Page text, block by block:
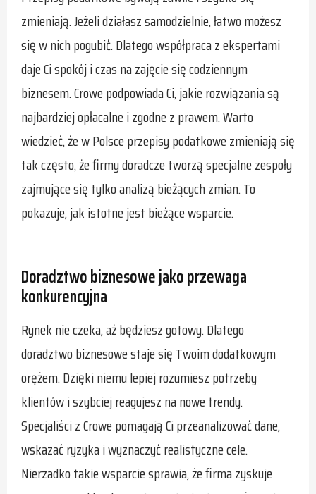
zmieniają. Jeżeli działasz samodzielnie, łatwo możesz
się w nich pogubić. Dlatego współpraca z ekspertami
daje Ci spokój i czas na zajęcie się codziennym
biznesem. Crowe podpowiada Ci, jakie rozwiązania są
najbardziej opłacalne i zgodne z prawem. Warto
wiedzieć, że w Polsce przepisy podatkowe zmieniają się
tak często, że firmy doradcze tworzą specjalne zespoły
zajmujące się tylko analizą bieżących zmian. To
pokazuje, jak istotne jest bieżące wsparcie.
Doradztwo biznesowe jako przewaga
konkurencyjna
Rynek nie czeka, aż będziesz gotowy. Dlatego
doradztwo biznesowe staje się Twoim dodatkowym
orężem. Dzięki niemu lepiej rozumiesz potrzeby
klientów i szybciej reagujesz na nowe trendy.
Specjaliści z Crowe pomagają Ci przeanalizować dane,
wskazać ryzyka i wyznaczyć realistyczne cele.
Nierzadko takie wsparcie sprawia, że firma zyskuje